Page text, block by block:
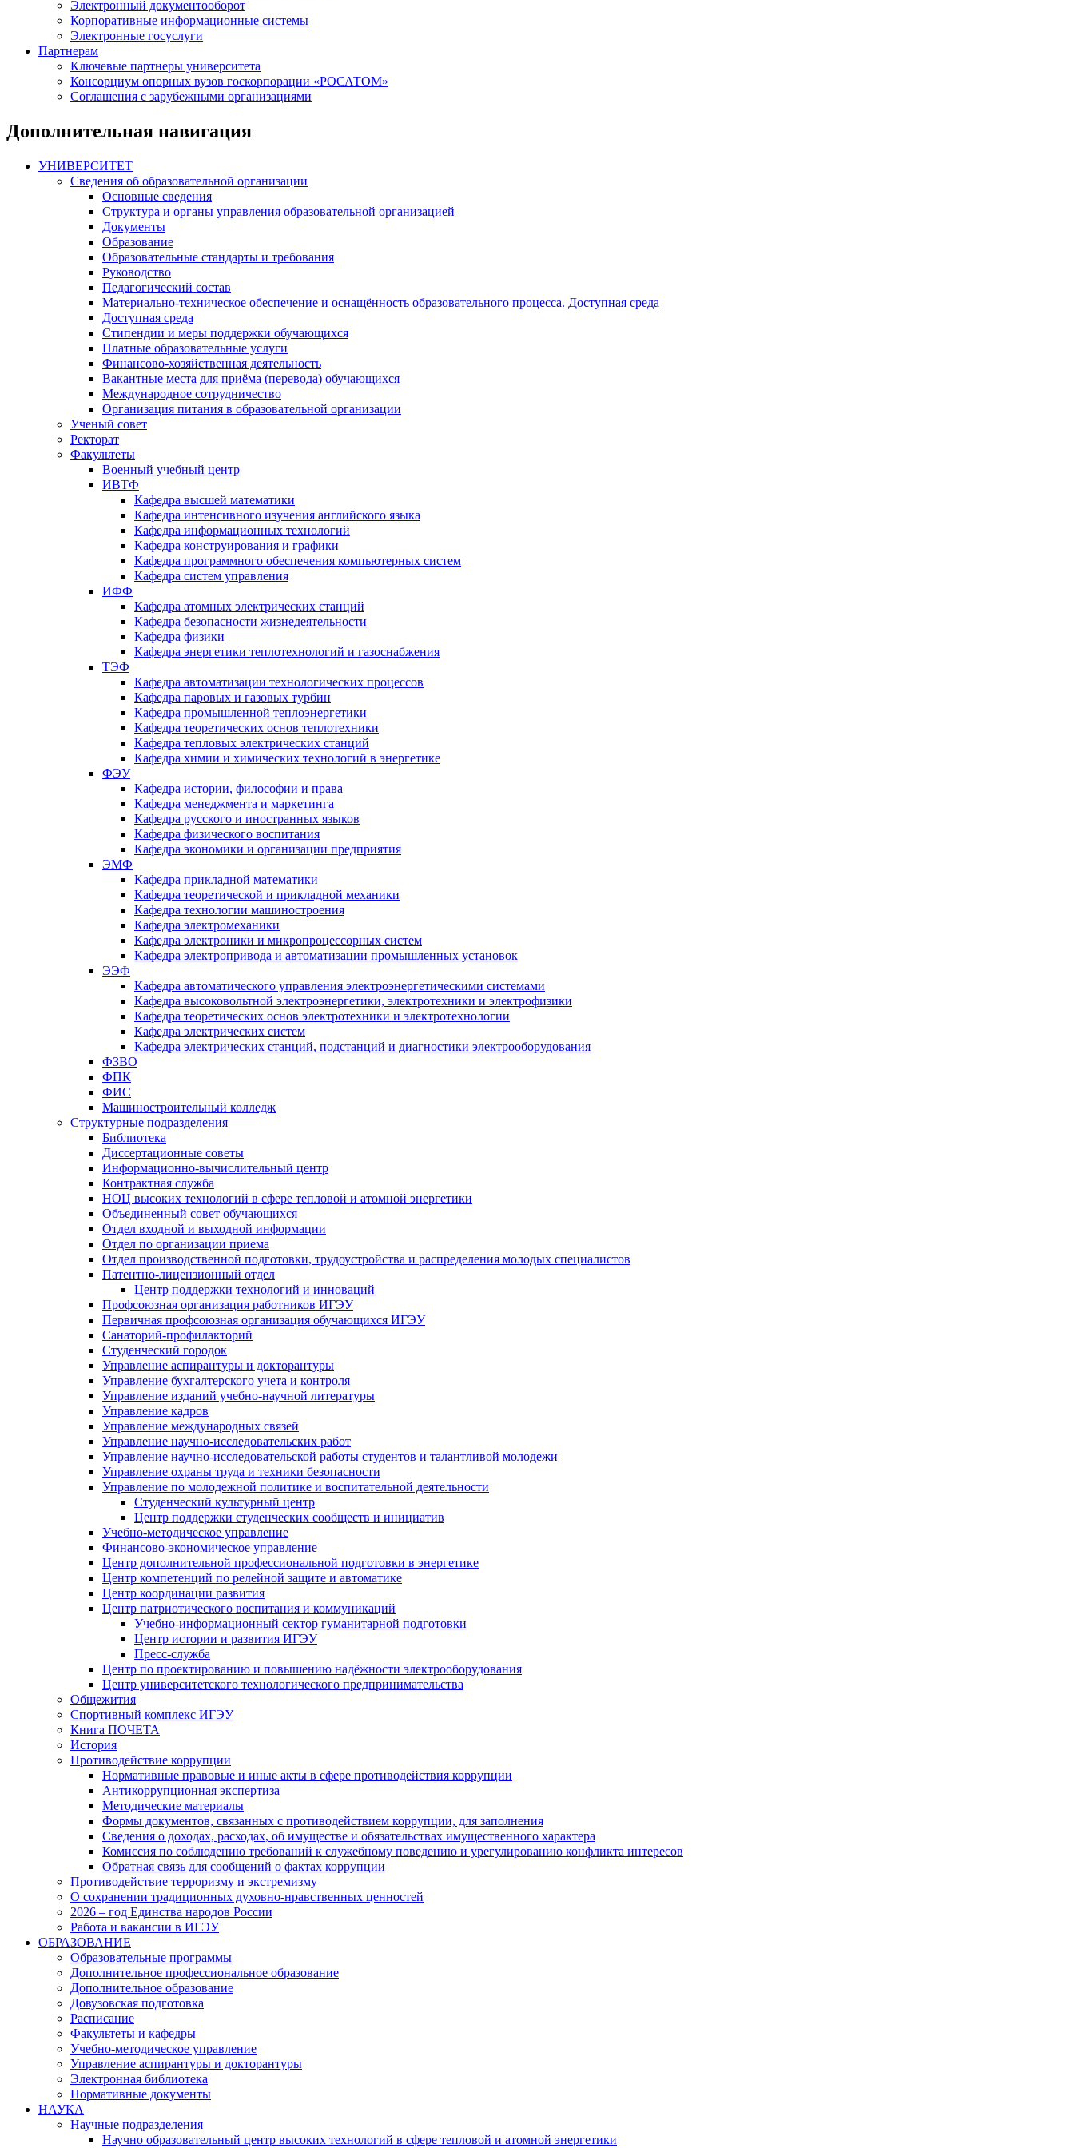
Электронный документооборот
Корпоративные информационные системы
Электронные госуслуги
Партнерам
Ключевые партнеры университета
Консорциум опорных вузов госкорпорации «РОСАТОМ»
Соглашения с зарубежными организациями
Дополнительная навигация
УНИВЕРСИТЕТ
Сведения об образовательной организации
Основные сведения
Структура и органы управления образовательной организацией
Документы
Образование
Образовательные стандарты и требования
Руководство
Педагогический состав
Материально-техническое обеспечение и оснащённость образовательного процесса. Доступная среда
Доступная среда
Стипендии и меры поддержки обучающихся
Платные образовательные услуги
Финансово-хозяйственная деятельность
Вакантные места для приёма (перевода) обучающихся
Международное сотрудничество
Организация питания в образовательной организации
Ученый совет
Ректорат
Факультеты
Военный учебный центр
ИВТФ
Кафедра высшей математики
Кафедра интенсивного изучения английского языка
Кафедра информационных технологий
Кафедра конструирования и графики
Кафедра программного обеспечения компьютерных систем
Кафедра систем управления
ИФФ
Кафедра атомных электрических станций
Кафедра безопасности жизнедеятельности
Кафедра физики
Кафедра энергетики теплотехнологий и газоснабжения
ТЭФ
Кафедра автоматизации технологических процессов
Кафедра паровых и газовых турбин
Кафедра промышленной теплоэнергетики
Кафедра теоретических основ теплотехники
Кафедра тепловых электрических станций
Кафедра химии и химических технологий в энергетике
ФЭУ
Кафедра истории, философии и права
Кафедра менеджмента и маркетинга
Кафедра русского и иностранных языков
Кафедра физического воспитания
Кафедра экономики и организации предприятия
ЭМФ
Кафедра прикладной математики
Кафедра теоретической и прикладной механики
Кафедра технологии машиностроения
Кафедра электромеханики
Кафедра электроники и микропроцессорных систем
Кафедра электропривода и автоматизации промышленных установок
ЭЭФ
Кафедра автоматического управления электроэнергетическими системами
Кафедра высоковольтной электроэнергетики, электротехники и электрофизики
Кафедра теоретических основ электротехники и электротехнологии
Кафедра электрических систем
Кафедра электрических станций, подстанций и диагностики электрооборудования
ФЗВО
ФПК
ФИС
Машиностроительный колледж
Структурные подразделения
Библиотека
Диссертационные советы
Информационно-вычислительный центр
Контрактная служба
НОЦ высоких технологий в сфере тепловой и атомной энергетики
Объединенный совет обучающихся
Отдел входной и выходной информации
Отдел по организации приема
Отдел производственной подготовки, трудоустройства и распределения молодых специалистов
Патентно-лицензионный отдел
Центр поддержки технологий и инноваций
Профсоюзная организация работников ИГЭУ
Первичная профсоюзная организация обучающихся ИГЭУ
Санаторий-профилакторий
Студенческий городок
Управление аспирантуры и докторантуры
Управление бухгалтерского учета и контроля
Управление изданий учебно-научной литературы
Упpавление кадpов
Управление международных связей
Управление научно-исследовательских работ
Управление научно-исследовательской работы студентов и талантливой молодежи
Управление охраны труда и техники безопасности
Управление по молодежной политике и воспитательной деятельности
Студенческий культурный центр
Центр поддержки студенческих сообществ и инициатив
Учебно-методическое управление
Финансово-экономическое управление
Центр дополнительной профессиональной подготовки в энергетике
Центр компетенций по релейной защите и автоматике
Центр координации развития
Центр патриотического воспитания и коммуникаций
Учебно-информационный сектор гуманитарной подготовки
Центр истории и развития ИГЭУ
Пресс-служба
Центр по проектированию и повышению надёжности электрооборудования
Центр университетского технологического предпринимательства
Общежития
Спортивный комплекс ИГЭУ
Книга ПОЧЕТА
История
Противодействие коррупции
Нормативные правовые и иные акты в сфере противодействия коррупции
Антикоррупционная экспертиза
Методические материалы
Формы документов, связанных с противодействием коррупции, для заполнения
Сведения о доходах, расходах, об имуществе и обязательствах имущественного характера
Комиссия по соблюдению требований к служебному поведению и урегулированию конфликта интересов
Обратная связь для сообщений о фактах коррупции
Противодействие терроризму и экстремизму
О сохранении традиционных духовно-нравственных ценностей
2026 – год Единства народов России
Работа и вакансии в ИГЭУ
ОБРАЗОВАНИЕ
Образовательные программы
Дополнительное профессиональное образование
Дополнительное образование
Довузовская подготовка
Расписание
Факультеты и кафедры
Учебно-методическое управление
Управление аспирантуры и докторантуры
Электронная библиотека
Нормативные документы
НАУКА
Научные подразделения
Научно образовательный центр высоких технологий в сфере тепловой и атомной энергетики